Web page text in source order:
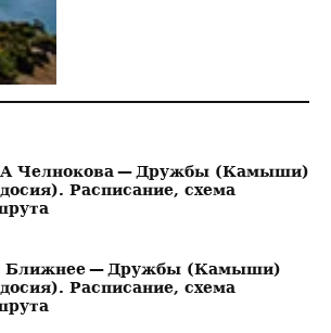
Челнокова — Дружбы (Камыши)
Расписание, схема
Ближнее — Дружбы (Камыши)
Расписание, схема